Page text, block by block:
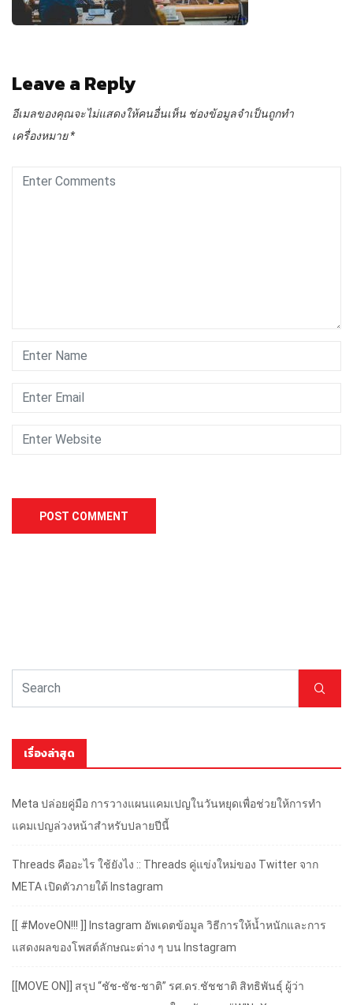
Leave a Reply
อีเมลของคุณจะไม่แสดงให้คนอื่นเห็น ช่องข้อมูลจำเป็นถูกทำ
เครื่องหมาย*
เรื่องล่าสุด
Meta ปล่อยคู่มือ การวางแผนแคมเปญในวันหยุดเพื่อช่วยให้การทำ
แคมเปญล่วงหน้าสำหรับปลายปีนี้
Threads คืออะไร ใช้ยังไง :: Threads คู่แข่งใหม่ของ Twitter จาก
META เปิดตัวภายใต้ Instagram
[[ #MoveON!!! ]] Instagram อัพเดตข้อมูล วิธีการให้น้ำหนักและการ
แสดงผลของโพสต์ลักษณะต่าง ๆ บน Instagram
[[MOVE ON]] สรุป “ชัช-ชัช-ชาติ” รศ.ดร.ชัชชาติ สิทธิพันธุ์ ผู้ว่า